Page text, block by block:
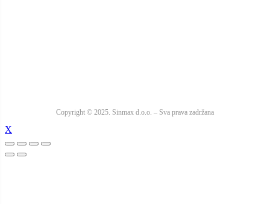
Copyright © 2025. Sinmax d.o.o. – Sva prava zadržana
X